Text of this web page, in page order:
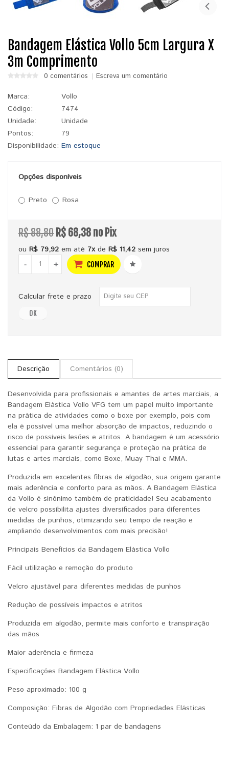
Bandagem Elástica Vollo 5cm Largura X
3m Comprimento
0 comentários Escreva um comentário
Marca:
Vollo
Código:
7474
Unidade:
Unidade
Pontos:
79
Disponibilidade: Em estoque
Opções disponíveis
Preto Rosa
R$ 88,80 R$ 68,38 no Pix
ou R$ 79,92 em até 7xde R$ 11,42 sem juros
-
+ COMPRAR
Calcular frete e prazo
OK
Descrição Comentários (0)
Desenvolvida para profissionais e amantes de artes marciais, a
Bandagem Elástica Vollo VFG tem um papel muito importante
na prática de atividades como o boxe por exemplo, pois com
ela é possível uma melhor absorção de impactos, reduzindo o
risco de possíveis lesões e atritos. A bandagem é um acessório
essencial para garantir segurança e proteção na prática de
lutas e artes marciais, como Boxe, Muay Thai e MMA.
Produzida em excelentes fibras de algodão, sua origem garante
mais aderência e conforto para as mãos. A Bandagem Elástica
da Vollo é sinônimo também de praticidade! Seu acabamento
de velcro possibilita ajustes diversificados para diferentes
medidas de punhos, otimizando seu tempo de reação e
ampliando desenvolvimentos com mais precisão!
Principais Benefícios da Bandagem Elástica Vollo
Fácil utilização e remoção do produto
Velcro ajustável para diferentes medidas de punhos
Redução de possíveis impactos e atritos
Produzida em algodão, permite mais conforto e transpiração
das mãos
Maior aderência e firmeza
Especificações Bandagem Elástica Vollo
Peso aproximado: 100 g
Composição: Fibras de Algodão com Propriedades Elásticas
Conteúdo da Embalagem: 1 par de bandagens